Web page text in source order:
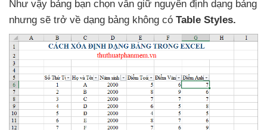
Như vậy bảng bạn chọn vẫn giữ nguyên định dạng bảng
nhưng sẽ trở về dạng bảng không có Table Styles.